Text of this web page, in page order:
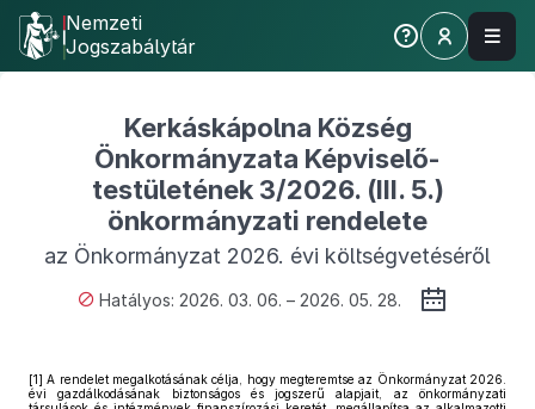
Nemzeti
Jogszabálytár
Kerkáskápolna Község
Önkormányzata Képviselő-
testületének 3/2026. (III. 5.)
önkormányzati rendelete
az Önkormányzat 2026. évi költségvetéséről
Hatályos: 2026. 03. 06. – 2026. 05. 28.
[1] A rendelet megalkotásának célja, hogy megteremtse az Önkormányzat 2026.
évi gazdálkodásának biztonságos és jogszerű alapjait, az önkormányzati